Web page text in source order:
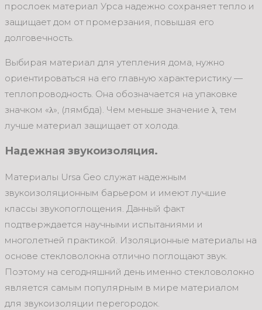
прослоек материал Урса надежно сохраняет тепло и
защищает дом от промерзания, повышая его
долговечность.
Выбирая материал для утепления дома, нужно
ориентироваться на его главную характеристику —
теплопроводность. Она обозначается на упаковке
значком «λ», (лямбда). Чем меньше значение λ, тем
лучше материал защищает от холода.
Надежная звукоизоляция.
Материалы Ursa Geo служат надежным
звукоизоляционным барьером и имеют лучшие
классы звукопоглощения. Данный факт
подтверждается научными испытаниями и
многолетней практикой. Изоляционные материалы на
основе стекловолокна отлично поглощают звук.
Поэтому на сегодняшний день именно стекловолокно
является самым популярным в мире материалом
для звукоизоляции перегородок.